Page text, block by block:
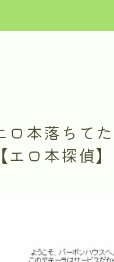
ロ本落ちて
ロ本探偵】